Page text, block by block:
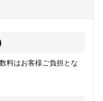
料はお客様ご負担とな